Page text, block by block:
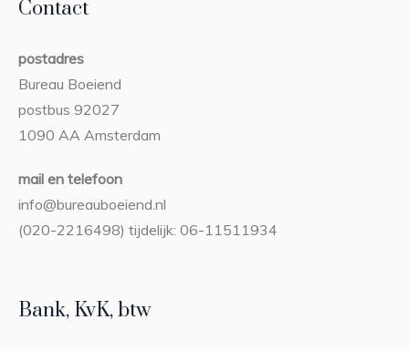
Contact
postadres
Bureau Boeiend
postbus 92027
1090 AA Amsterdam
mail en telefoon
info@bureauboeiend.nl
(020-2216498) tijdelijk: 06-11511934
Bank, KvK, btw